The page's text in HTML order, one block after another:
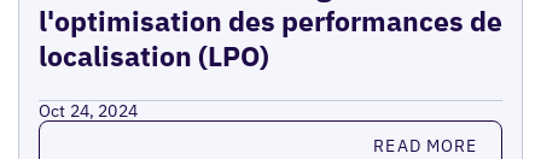
l'optimisation des performances de
localisation (LPO)
Oct 24, 2024
Read more READ MORE